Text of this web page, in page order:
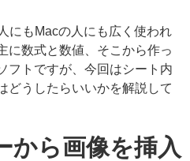
にもMacの人にも広く使われ
に数式と数値、そこから作っ
フトですが、今回はシート内
どうしたらいいかを解説して
から画像を挿入